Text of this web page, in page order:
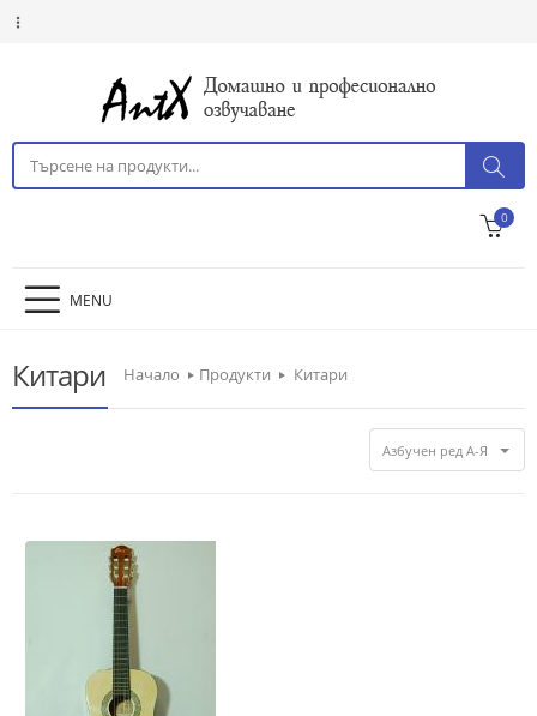
0
MENU
Китари Начало Продукти Китари
Азбучен ред А-Я